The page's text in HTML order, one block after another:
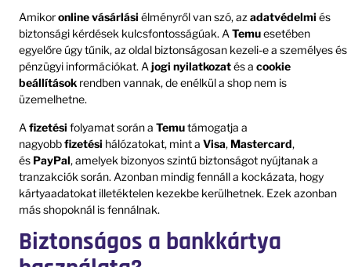
Amikoronline vásárlási élményről van szó, az adatvédelmi és
biztonsági kérdések kulcsfontosságúak. ATemuesetében
egyelőre úgy tűnik, az oldal biztonságosan kezeli-e a személyes és
pénzügyi információkat. Ajogi nyilatkozatés a cookie
beállítások rendben vannak, de enélkül a shop nem is
üzemelhetne.
Afizetési folyamat során a Temutámogatja a
nagyobbfizetési hálózatokat, mint a Visa, Mastercard,
és PayPal, amelyek bizonyos szintű biztonságot nyújtanak a
tranzakciók során. Azonban mindig fennáll a kockázata, hogy
kártyaadatokat illetéktelen kezekbe kerülhetnek. Ezek azonban
más shopoknál is fennálnak.
Biztonságos a bankkártya